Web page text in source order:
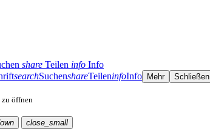
share Teilen info Info
searchSuchenshareTeileninfoInfo Mehr Schließen
zu öffnen
close_small